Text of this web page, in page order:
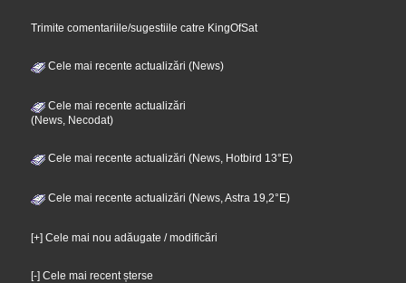
Trimite comentariile/sugestiile catre KingOfSat
Cele mai recente actualizări (News)
Cele mai recente actualizări
(News, Necodat)
Cele mai recente actualizări (News, Hotbird 13°E)
Cele mai recente actualizări (News, Astra 19,2°E)
[+] Cele mai nou adăugate / modificări
[-] Cele mai recent șterse